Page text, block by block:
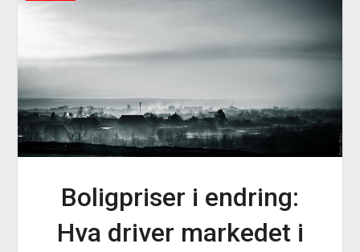
Boligpriser i endring:
Hva driver markedet i